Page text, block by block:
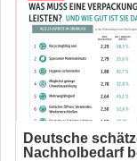
Deutsche
Nachholbedarf